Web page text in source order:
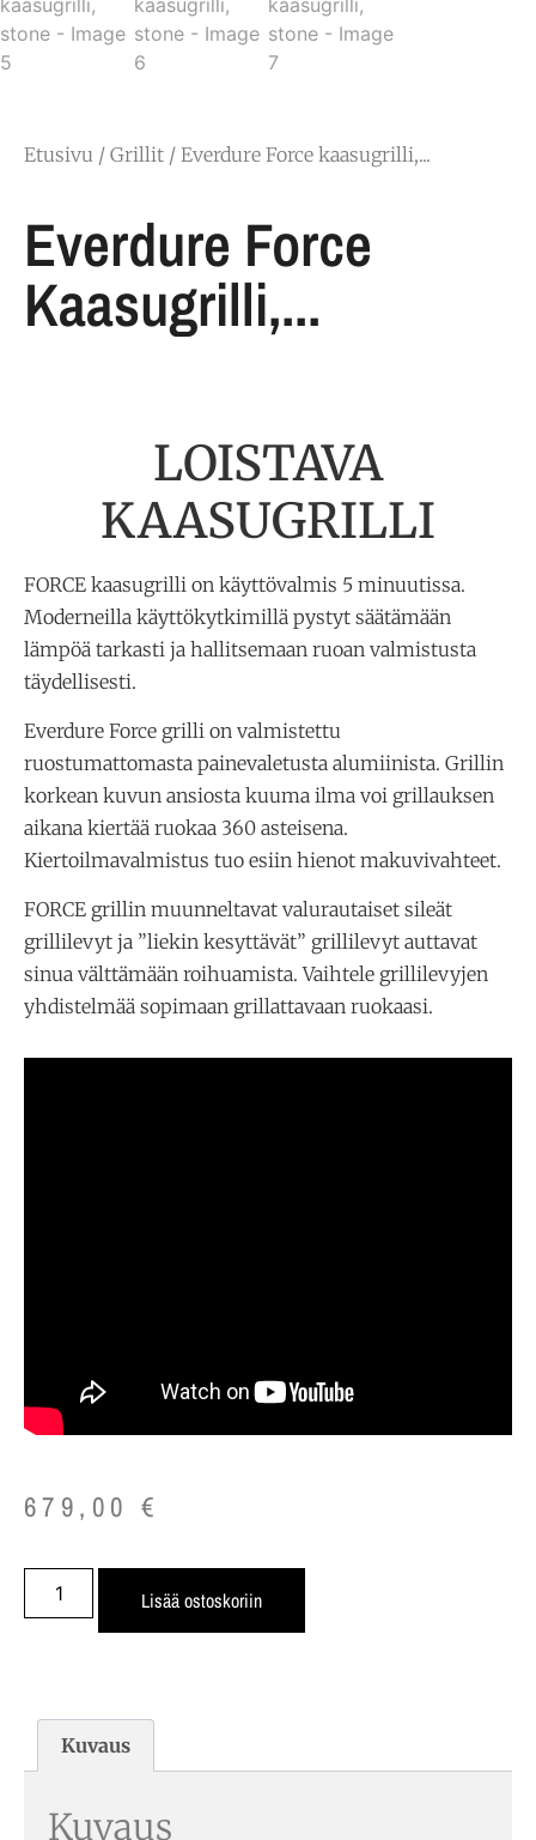
Etusivu / Grillit / Everdure Force kaasugrilli,...
Everdure Force
Kaasugrilli,...
LOISTAVA
KAASUGRILLI
FORCE kaasugrilli on käyttövalmis 5 minuutissa.
Moderneilla käyttökytkimillä pystyt säätämään
lämpöä tarkasti ja hallitsemaan ruoan valmistusta
täydellisesti.
Everdure Force grilli on valmistettu
ruostumattomasta painevaletusta alumiinista. Grillin
korkean kuvun ansiosta kuuma ilma voi grillauksen
aikana kiertää ruokaa 360 asteisena.
Kiertoilmavalmistus tuo esiin hienot makuvivahteet.
FORCE grillin muunneltavat valurautaiset sileät
grillilevyt ja ”liekin kesyttävät” grillilevyt auttavat
sinua välttämään roihuamista. Vaihtele grillilevyjen
yhdistelmää sopimaan grillattavaan ruokaasi.
679,00 €
Lisää ostoskoriin
Kuvaus
Kuvaus